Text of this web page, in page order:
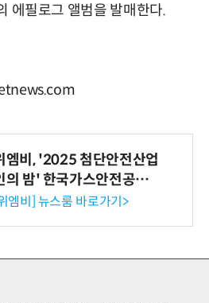
에필로그 앨범을 발매한다.
엠비, '2025 첨단안전산업
의 밤' 한국가스안전공사
장상 수상
엠비] 뉴스룸 바로가기>